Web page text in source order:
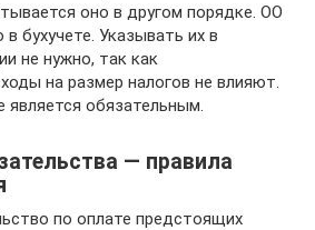
оно в другом порядке. ОО
бухучете. Указывать их в
не нужно, так как
на размер налогов не влияют.
является обязательным.
— правила
по оплате предстоящих